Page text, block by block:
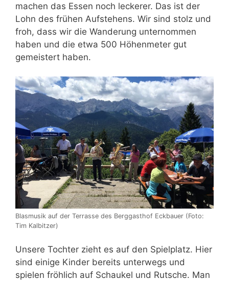
machen das Essen noch leckerer. Das ist der
Lohn des frühen Aufstehens. Wir sind stolz und
froh, dass wir die Wanderung unternommen
haben und die etwa 500 Höhenmeter gut
gemeistert haben.
Blasmusik auf der Terrasse des Berggasthof Eckbauer (Foto:
Tim Kalbitzer)
Unsere Tochter zieht es auf den Spielplatz. Hier
sind einige Kinder bereits unterwegs und
spielen fröhlich auf Schaukel und Rutsche. Man